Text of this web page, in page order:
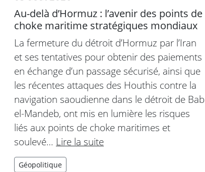
Au-delà d’Hormuz : l’avenir des points de
choke maritime stratégiques mondiaux
La fermeture du détroit d’Hormuz par l’Iran
et ses tentatives pour obtenir des paiements
en échange d’un passage sécurisé, ainsi que
les récentes attaques des Houthis contre la
navigation saoudienne dans le détroit de Bab
el-Mandeb, ont mis en lumière les risques
liés aux points de choke maritimes et
soulevé… Lire la suite
Géopolitique